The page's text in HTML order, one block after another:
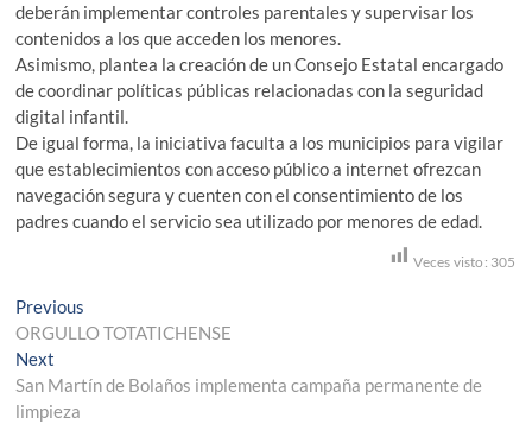
deberán implementar controles parentales y supervisar los
contenidos a los que acceden los menores.
Asimismo, plantea la creación de un Consejo Estatal encargado
de coordinar políticas públicas relacionadas con la seguridad
digital infantil.
De igual forma, la iniciativa faculta a los municipios para vigilar
que establecimientos con acceso público a internet ofrezcan
navegación segura y cuenten con el consentimiento de los
padres cuando el servicio sea utilizado por menores de edad.
Veces visto: 305
Navegación
de
entradas
Previous
post:
ORGULLO TOTATICHENSE
Next
post:
San Martín de Bolaños implementa campaña permanente de
limpieza